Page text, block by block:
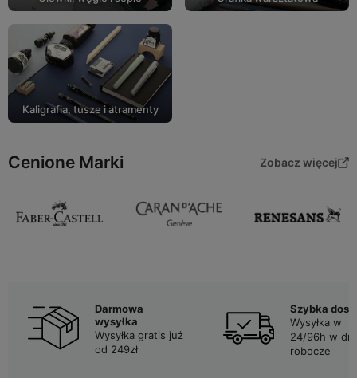
Kaligrafia, tusze i atramenty
Cenione Marki Zobacz więcej
Darmowa
wysyłka
Wysyłka gratis już
od 249zł
Szybka
Wysyłka w
24/96h w dni
robocze